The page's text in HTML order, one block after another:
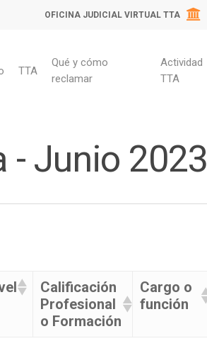
OFICINA JUDICIAL VIRTUAL TTA
TTA
Qué y cómo
reclamar
Actividad
TTA
- Junio 2023
Calificación
Profesional
o Formación
Cargo o
función